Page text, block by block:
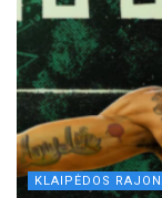
KLAIPĖDOS